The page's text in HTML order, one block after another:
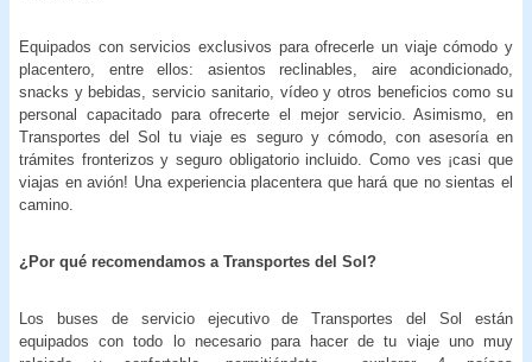
Equipados con servicios exclusivos para ofrecerle un viaje cómodo y
placentero, entre ellos: asientos reclinables, aire acondicionado,
snacks y bebidas, servicio sanitario, vídeo y otros beneficios como su
personal capacitado para ofrecerte el mejor servicio. Asimismo, en
Transportes del Sol tu viaje es seguro y cómodo, con asesoría en
trámites fronterizos y seguro obligatorio incluido. Como ves ¡casi que
viajas en avión! Una experiencia placentera que hará que no sientas el
camino.
¿Por qué recomendamos a Transportes del Sol?
Los buses de servicio ejecutivo de Transportes del Sol están
equipados con todo lo necesario para hacer de tu viaje uno muy